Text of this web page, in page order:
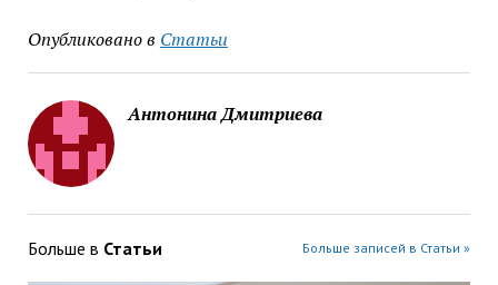
Опубликовано в Статьи
Антонина Дмитриева
Больше в Статьи Больше записей в Статьи »